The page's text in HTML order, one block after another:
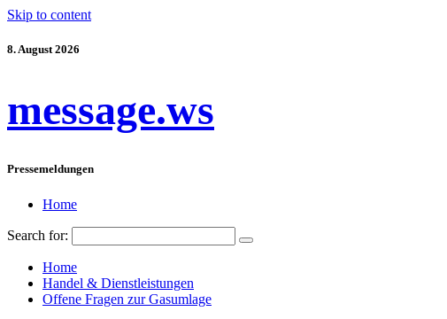
Skip to content
8. August 2026
message.ws
Pressemeldungen
Home
Search for:
Home
Handel & Dienstleistungen
Offene Fragen zur Gasumlage